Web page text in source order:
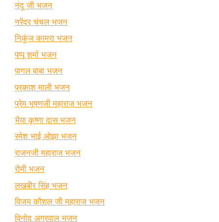
नंदू जी भजन
नरेंद्र चंचल भजन
निकुंज कामरा भजन
पप्पू शर्मा भजन
पागल बाबा भजन
प्रकाश माली भजन
प्रेम भूषणजी महाराज भजन
भैया कृष्णा दास भजन
रमेश भाई ओझा भजन
राजनजी महाराज भजन
रोमी भजन
लखबीर सिंह भजन
विजय कौशल जी महाराज भजन
विनोद अग्रवाल भजन